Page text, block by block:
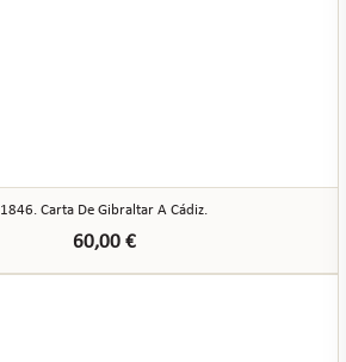
1846. Carta De Gibraltar A Cádiz.
60,00 €